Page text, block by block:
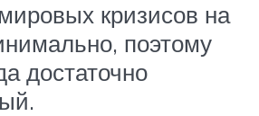
кризисов на
поэтому
достаточно